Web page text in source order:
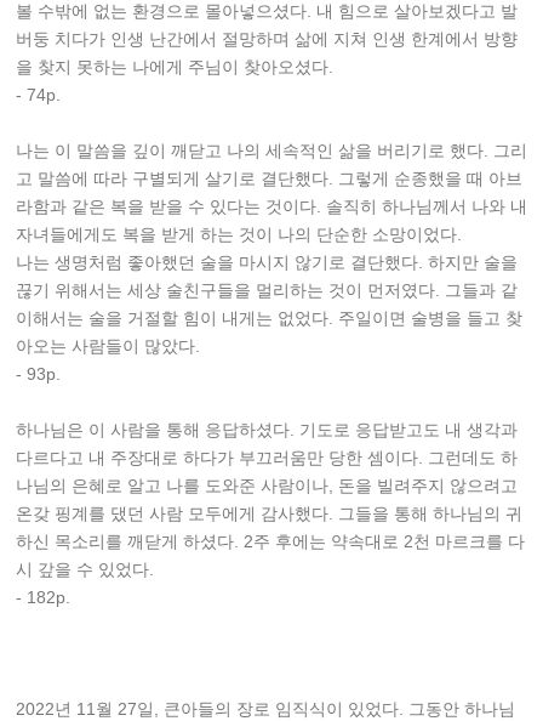
볼 수밖에 없는 환경으로 몰아넣으셨다. 내 힘으로 살아보겠다고 발
버둥 치다가 인생 난간에서 절망하며 삶에 지쳐 인생 한계에서 방향
을 찾지 못하는 나에게 주님이 찾아오셨다.
- 74p.
나는 이 말씀을 깊이 깨닫고 나의 세속적인 삶을 버리기로 했다. 그리
고 말씀에 따라 구별되게 살기로 결단했다. 그렇게 순종했을 때 아브
라함과 같은 복을 받을 수 있다는 것이다. 솔직히 하나님께서 나와 내
자녀들에게도 복을 받게 하는 것이 나의 단순한 소망이었다.
나는 생명처럼 좋아했던 술을 마시지 않기로 결단했다. 하지만 술을
끊기 위해서는 세상 술친구들을 멀리하는 것이 먼저였다. 그들과 같
이해서는 술을 거절할 힘이 내게는 없었다. 주일이면 술병을 들고 찾
아오는 사람들이 많았다.
- 93p.
하나님은 이 사람을 통해 응답하셨다. 기도로 응답받고도 내 생각과
다르다고 내 주장대로 하다가 부끄러움만 당한 셈이다. 그런데도 하
나님의 은혜로 알고 나를 도와준 사람이나, 돈을 빌려주지 않으려고
온갖 핑계를 댔던 사람 모두에게 감사했다. 그들을 통해 하나님의 귀
하신 목소리를 깨닫게 하셨다. 2주 후에는 약속대로 2천 마르크를 다
시 갚을 수 있었다.
- 182p.
2022년 11월 27일, 큰아들의 장로 임직식이 있었다. 그동안 하나님